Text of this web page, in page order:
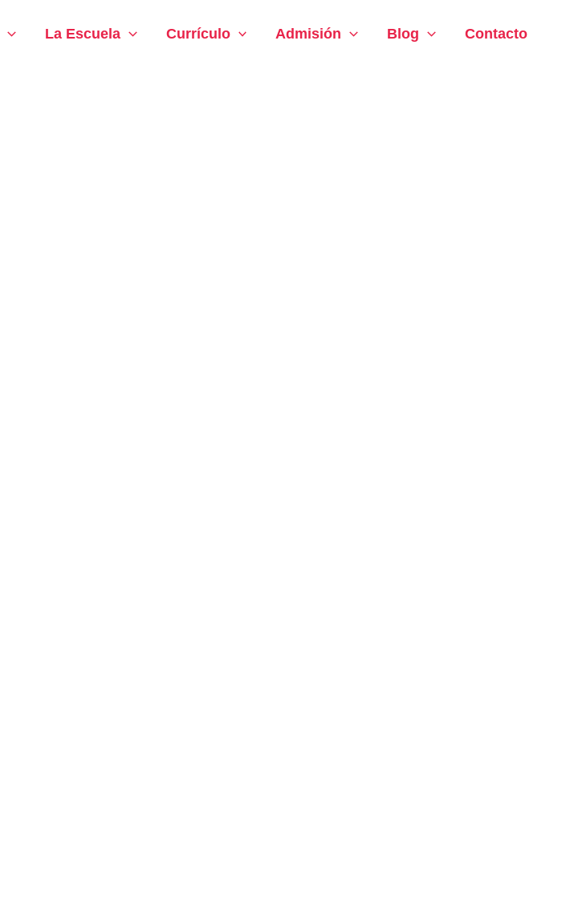
La Escuela Currículo Admisión Blog Contacto